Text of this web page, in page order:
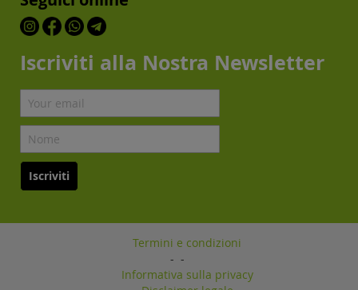
Iscriviti alla Nostra Newsletter
Iscriviti
Termini e condizioni
-
Informativa sulla privacy
-